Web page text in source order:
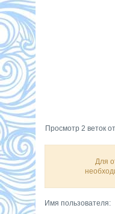
Просмотр 2 веток
Для
Имя пользователя: